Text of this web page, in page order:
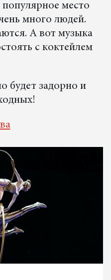
место
много людей.
А вот музыка
с коктейлем
будет задорно и